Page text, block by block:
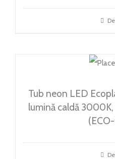
Tub neon LED
lumină caldă